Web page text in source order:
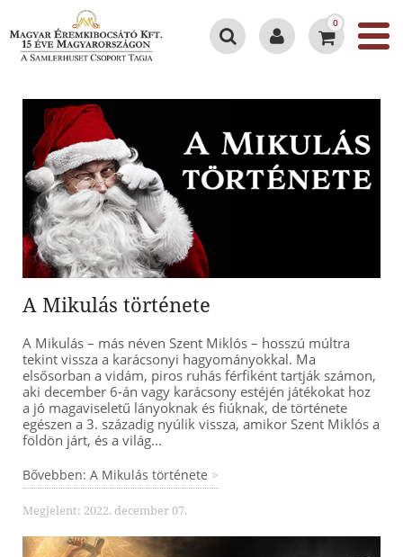
0
A Mikulás története
A Mikulás – más néven Szent Miklós – hosszú múltra
tekint vissza a karácsonyi hagyományokkal. Ma
elsősorban a vidám, piros ruhás férfiként tartják számon,
aki december 6-án vagy karácsony estéjén játékokat hoz
a jó magaviseletű lányoknak és fiúknak, de története
egészen a 3. századig nyúlik vissza, amikor Szent Miklós a
földön járt, és a világ...
Bővebben: A Mikulás története
Megjelent: 2022. december 07.